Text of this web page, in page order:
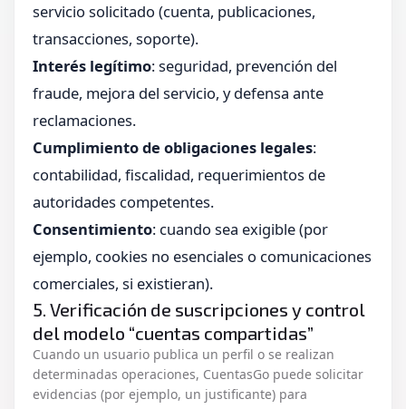
servicio solicitado (cuenta, publicaciones,
transacciones, soporte).
Interés legítimo: seguridad, prevención del
fraude, mejora del servicio, y defensa ante
reclamaciones.
Cumplimiento de obligaciones legales:
contabilidad, fiscalidad, requerimientos de
autoridades competentes.
Consentimiento: cuando sea exigible (por
ejemplo, cookies no esenciales o comunicaciones
comerciales, si existieran).
5. Verificación de suscripciones y control
del modelo “cuentas compartidas”
Cuando un usuario publica un perfil o se realizan
determinadas operaciones, CuentasGo puede solicitar
evidencias (por ejemplo, un justificante) para